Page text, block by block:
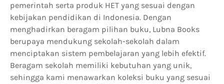
pemerintah serta produk HET yang sesuai dengan
kebijakan pendidikan di Indonesia. Dengan
menghadirkan beragam pilihan buku, Lubna Books
berupaya mendukung sekolah-sekolah dalam
menciptakan sistem pembelajaran yang lebih efektif.
Beragam sekolah memiliki kebutuhan yang unik,
sehingga kami menawarkan koleksi buku yang sesuai